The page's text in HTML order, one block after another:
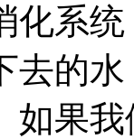
化系
去的
如果